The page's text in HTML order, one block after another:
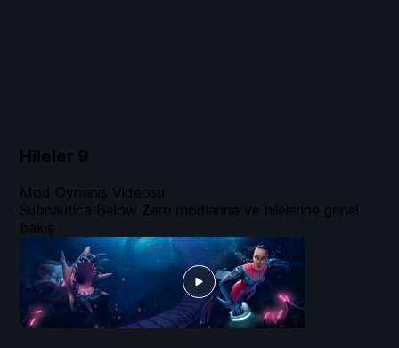
Hileler 9
Mod Oynanış Videosu
Subnautica Below Zero modlarına ve hilelerine genel
bakış